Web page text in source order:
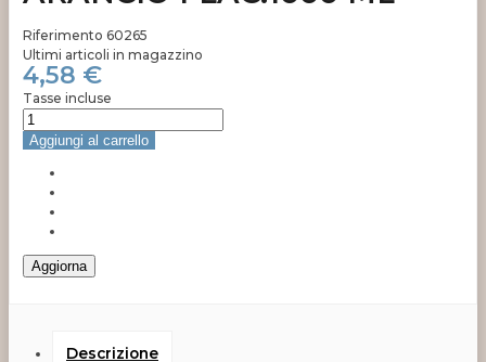
Riferimento 60265
Ultimi articoli in magazzino
4,58 €
Tasse incluse
Aggiungi al carrello
Descrizione